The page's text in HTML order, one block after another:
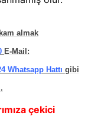
almak
E-Mail:
Whatsapp Hattı gibi
çekici